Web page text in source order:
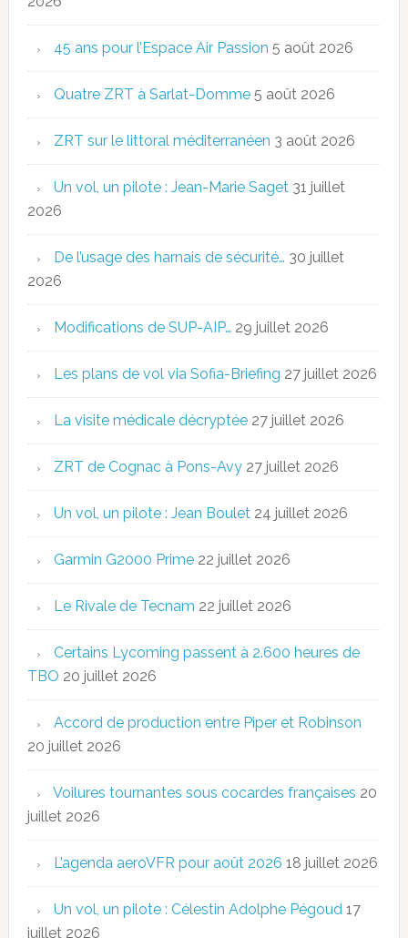
45 ans pour l’Espace Air Passion 5 août 2026
Quatre ZRT à Sarlat-Domme 5 août 2026
ZRT sur le littoral méditerranéen 3 août 2026
Un vol, un pilote : Jean-Marie Saget 31 juillet
2026
De l’usage des harnais de sécurité… 30 juillet
2026
Modifications de SUP-AIP… 29 juillet 2026
Les plans de vol via Sofia-Briefing 27 juillet 2026
La visite médicale décryptée 27 juillet 2026
ZRT de Cognac à Pons-Avy 27 juillet 2026
Un vol, un pilote : Jean Boulet 24 juillet 2026
Garmin G2000 Prime 22 juillet 2026
Le Rivale de Tecnam 22 juillet 2026
Certains Lycoming passent à 2.600 heures de
TBO 20 juillet 2026
Accord de production entre Piper et Robinson
20 juillet 2026
Voilures tournantes sous cocardes françaises 20
juillet 2026
L’agenda aeroVFR pour août 2026 18 juillet 2026
Un vol, un pilote : Célestin Adolphe Pégoud 17
juillet 2026